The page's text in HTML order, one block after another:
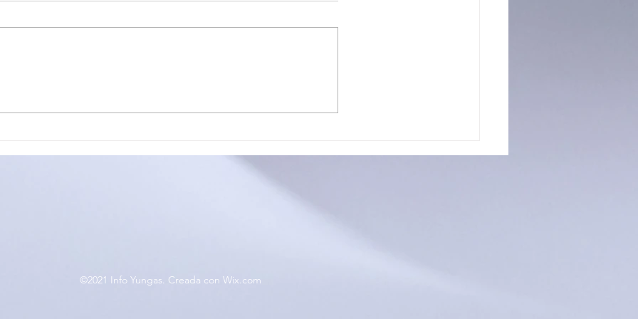
"AQUÍ VIVE UN HÉROE
DESPEDIDOS Y
©2021 Info Yungas. Creada con Wix.com